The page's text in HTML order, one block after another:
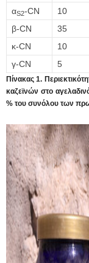
αS2-CN 10
β-CN
35
κ-CN
10
γ-CN
5
Πίνακας 1.
καζεϊνών στο
% του συνόλου των